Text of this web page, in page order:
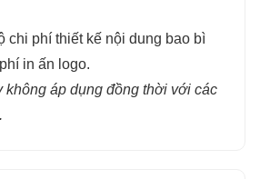
chi phí thiết kế nội dung bao bì
in ấn logo.
không áp dụng đồng thời với các